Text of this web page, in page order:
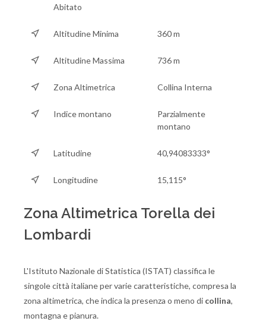
Abitato
Altitudine Minima 360 m
Altitudine Massima 736 m
Zona Altimetrica Collina Interna
Indice montano
Parzialmente
montano
Latitudine 40,94083333°
Longitudine 15,115°
Zona Altimetrica Torella dei
Lombardi
L'Istituto Nazionale di Statistica (ISTAT) classifica le
singole città italiane per varie caratteristiche, compresa la
zona altimetrica, che indica la presenza o meno di collina,
montagna e pianura.